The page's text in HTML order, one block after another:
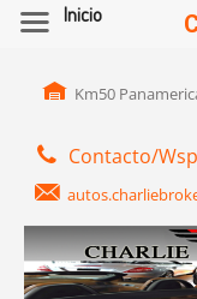
Km50
Contacto/
Inicio